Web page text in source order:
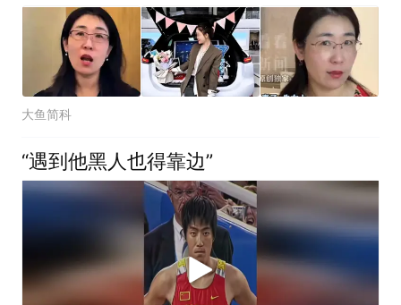
大鱼简科
“遇到他黑人也得靠边”